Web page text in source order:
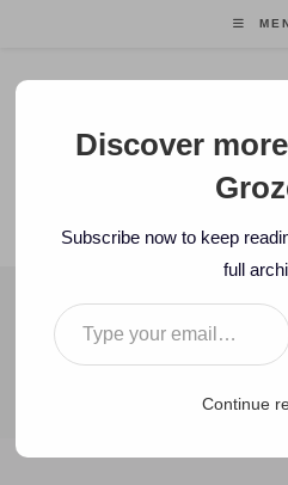
Florin
ENTREPRENEUR.
BLOG
2006 > December > 12 > Zi
Discover
Subscribe now to keep
full
Type your email…
Continue